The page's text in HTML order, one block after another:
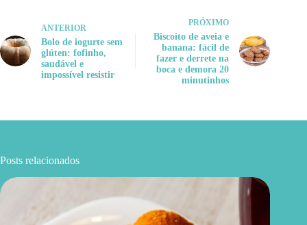
ANTERIOR
Bolo de iogurte sem
glúten: fofinho,
saudável e
impossível resistir
PRÓXIMO
Biscoito de aveia e
banana: fácil de
fazer e derrete na
boca e demora 20
minutinhos
Posts relacionados